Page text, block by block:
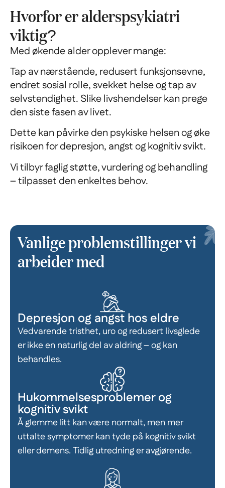
Hvorfor er alderspsykiatri
viktig?
Med økende alder opplever mange:
Tap av nærstående, redusert funksjonsevne,
endret sosial rolle, svekket helse og tap av
selvstendighet. Slike livshendelser kan prege
den siste fasen av livet.
Dette kan påvirke den psykiske helsen og øke
risikoen for depresjon, angst og kognitiv svikt.
Vi tilbyr faglig støtte, vurdering og behandling
– tilpasset den enkeltes behov.
Vanlige problemstillinger vi
arbeider med
Depresjon og angst hos eldre
Vedvarende tristhet, uro og redusert livsglede
er ikke en naturlig del av aldring – og kan
behandles.
Hukommelsesproblemer og
kognitiv svikt
Å glemme litt kan være normalt, men mer
uttalte symptomer kan tyde på kognitiv svikt
eller demens. Tidlig utredning er avgjørende.